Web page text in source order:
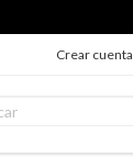
Crear cuenta